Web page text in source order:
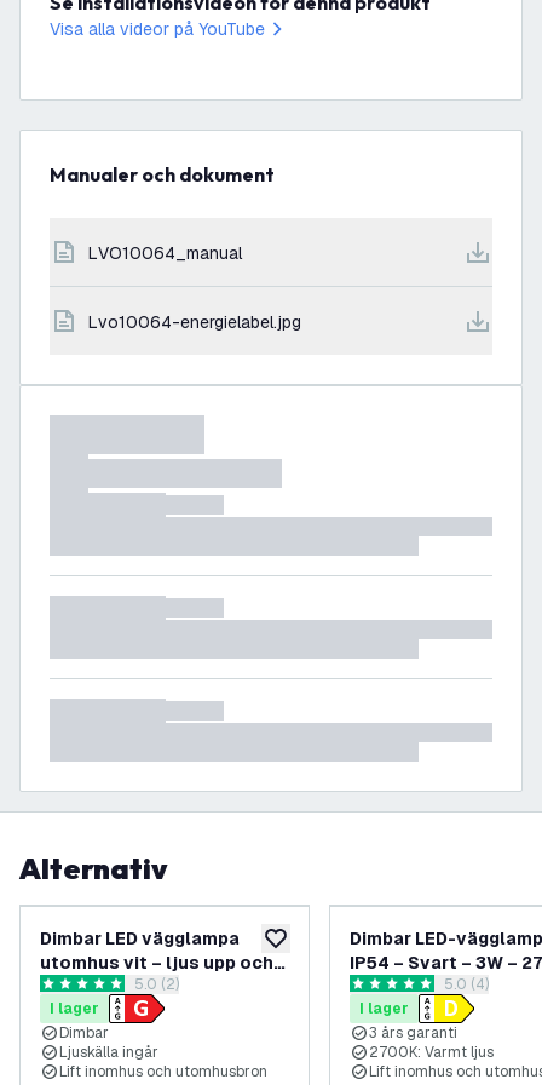
Visa alla videor på YouTube
Manualer och dokument
LVO10064_manual
lvo10064-energielabel.jpg
Alternativ
lägg till i önskelistan
Dimbar LED vägglampa
utomhus vit – ljus upp och
ner – G9-sockel – 2700K –
3.5W – IP54
öppna recensionspanel
5 stjärnbetyg5.0 (2)
I lager
Dimbar
Ljuskälla ingår
Lift inomhus och utomhusbron
Dimbar LED-
IP54 – Svart – 3W –
öppna
5 stjärnbetyg5.0 (4)
I lager
3 års garanti
2700K: Varmt ljus
Lift inomhus och